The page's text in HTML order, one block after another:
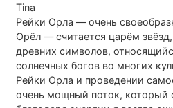
Tina
Рейки Орла — очень
Орёл — считается царём
древних символов,
солнечных богов во многих
Рейки Орла и проведении
очень мощный поток, который